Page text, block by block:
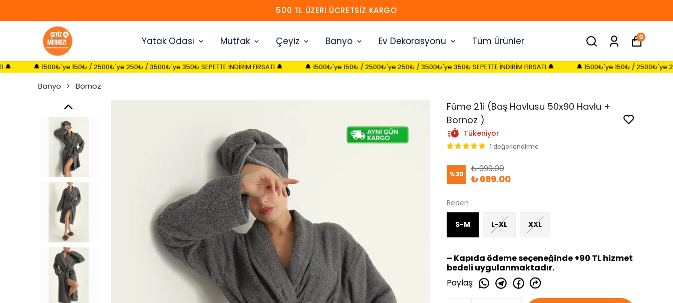
500 TL ÜZERI ÜCRETSIZ KARGO
Yatak Odası Mutfak Çeyiz Banyo Ev Dekorasyonu Tüm Ürünler 0
150₺ / 2500₺'ye 250₺ / 3500₺'ye 350₺ SEPETTE İNDİRİM FIRSATI 🔔 🔔 1500₺'ye 150₺ / 2500₺'ye 250₺ / 3500₺'ye 350₺ SEPETTE İNDİRİM FIRSATI 🔔 🔔 1500₺'ye 150₺ / 2500₺'ye 250₺ / 3500₺'ye
Banyo Bornoz
Füme 2'li (Baş Havlusu 50x90 Havlu +
Bornoz )
Tükeniyor
1 değerlendirme
%30 ₺ 999.00
₺ 699.00
Beden
S-M L-XL XXL
– Kapıda ödeme seçeneğinde +90 TL hizmet
bedeli uygulanmaktadır.
Paylaş: